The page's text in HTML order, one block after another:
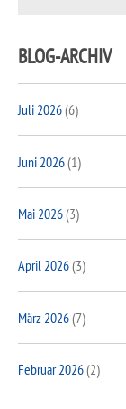
BLOG-ARCHIV
Juli 2026(6)
Juni 2026(1)
Mai 2026(3)
April 2026(3)
März 2026(7)
Februar 2026(2)